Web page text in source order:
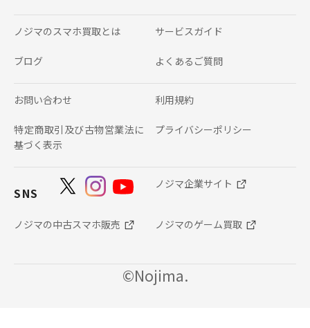
ノジマのスマホ買取とは サービスガイド
ブログ よくあるご質問
お問い合わせ 利用規約
特定商取引及び古物営業法に
基づく表示
プライバシーポリシー
SNS
ノジマ企業サイト
ノジマの中古スマホ販売 ノジマのゲーム買取
©Nojima.